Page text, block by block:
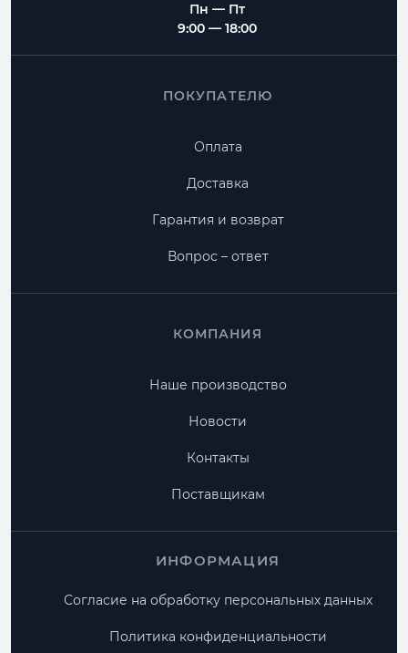
Пн — Пт
9:00 — 18:00
ПОКУПАТЕЛЮ
Оплата
Доставка
Гарантия и возврат
Вопрос – ответ
КОМПАНИЯ
Наше производство
Новости
Контакты
Поставщикам
ИНФОРМАЦИЯ
Согласие на обработку персональных данных
Политика конфиденциальности